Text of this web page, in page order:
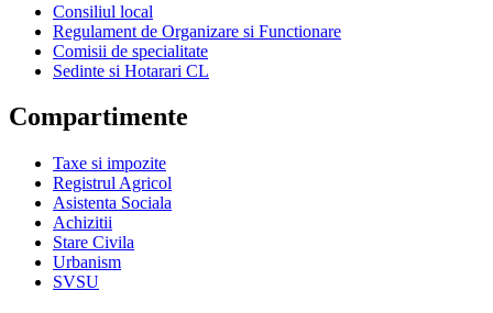
Consiliul local
Regulament de Organizare si Functionare
Comisii de specialitate
Sedinte si Hotarari CL
Compartimente
Taxe si impozite
Registrul Agricol
Asistenta Sociala
Achizitii
Stare Civila
Urbanism
SVSU